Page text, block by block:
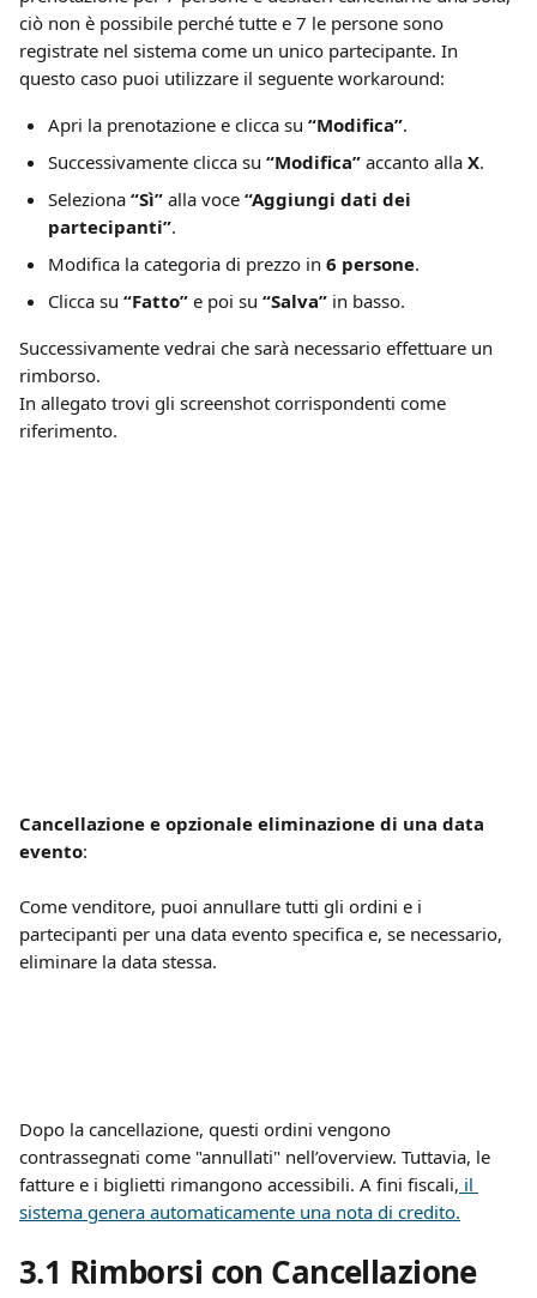
ciò non è possibile perché tutte e 7 le persone sono
registrate nel sistema come un unico partecipante. In
questo caso puoi utilizzare il seguente workaround:
Apri la prenotazione e clicca su “Modifica”.
Successivamente clicca su “Modifica” accanto alla X.
Seleziona “Sì” alla voce “Aggiungi dati dei
partecipanti”.
Modifica la categoria di prezzo in 6 persone.
Clicca su “Fatto” e poi su “Salva” in basso.
Successivamente vedrai che sarà necessario effettuare un
rimborso.
In allegato trovi gli screenshot corrispondenti come
riferimento.
Cancellazione e opzionale eliminazione di una data
evento:
Come venditore, puoi annullare tutti gli ordini e i
partecipanti per una data evento specifica e, se necessario,
eliminare la data stessa.
Dopo la cancellazione, questi ordini vengono
contrassegnati come "annullati" nell’overview. Tuttavia, le
fatture e i biglietti rimangono accessibili. A fini fiscali, il
sistema genera automaticamente una nota di credito.
3.1 Rimborsi con Cancellazione